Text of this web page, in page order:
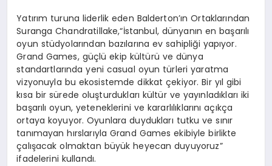
Yatırım turuna liderlik eden Balderton’ın Ortaklarından
Suranga Chandratillake,“İstanbul, dünyanın en başarılı
oyun stüdyolarından bazılarına ev sahipliği yapıyor.
Grand Games, güçlü ekip kültürü ve dünya
standartlarında yeni casual oyun türleri yaratma
vizyonuyla bu ekosistemde dikkat çekiyor. Bir yıl gibi
kısa bir sürede oluşturdukları kültür ve yayınladıkları iki
başarılı oyun, yeteneklerini ve kararlılıklarını açıkça
ortaya koyuyor. Oyunlara duydukları tutku ve sınır
tanımayan hırslarıyla Grand Games ekibiyle birlikte
çalışacak olmaktan büyük heyecan duyuyoruz”
ifadelerini kullandı.